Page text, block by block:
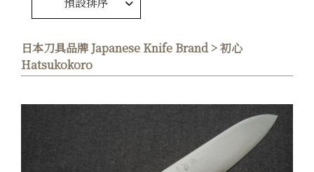
日本刀具品牌 Japanese Knife Brand > 初心
Hatsukokoro